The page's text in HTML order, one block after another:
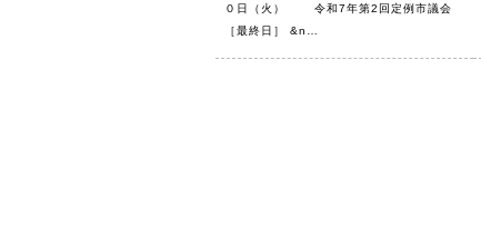
０日（火） 令和7年第2回定例市議会
［最終日］ &n…